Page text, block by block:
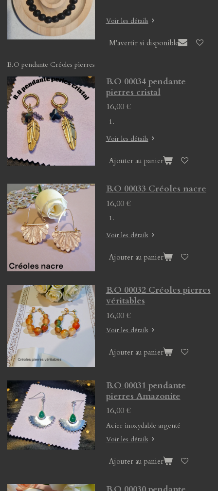
Voir les détails
M'avertir si disponible
B.O pendante Créoles pierres
B.O 00034 pendante
pierres cristal
16,00 €
Voir les détails
Ajouter au panier
B.O 00033 Créoles nacre
16,00 €
Voir les détails
Ajouter au panier
B.O 00032 Créoles pierres
véritables
16,00 €
Voir les détails
Ajouter au panier
B.O 00031 pendante
pierres Amazonite
16,00 €
Acier inoxydable argenté
Voir les détails
Ajouter au panier